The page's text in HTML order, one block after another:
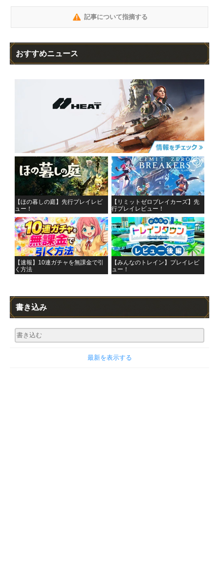
記事について指摘する
おすすめニュース
【ほの暮しの庭】先行プレイレビ
ュー！
【リミットゼロブレイカーズ】先
行プレイレビュー！
【速報】10連ガチャを無課金で引
く方法
【みんなのトレイン】プレイレビ
ュー！
書き込み
最新を表示する